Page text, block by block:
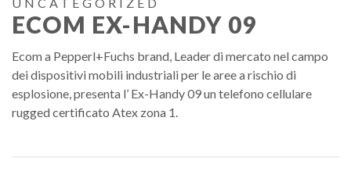
ECOM EX-HANDY 09
Ecom a Pepperl+Fuchs brand, Leader di mercato nel campo
dei dispositivi mobili industriali per le aree a rischio di
esplosione, presenta l’ Ex-Handy 09 un telefono cellulare
rugged certificato Atex zona 1.